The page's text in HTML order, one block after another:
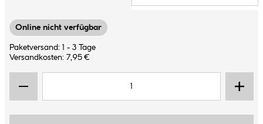
Online nicht verfügbar
Paketversand: 1 - 3 Tage
Versandkosten: 7,95 €